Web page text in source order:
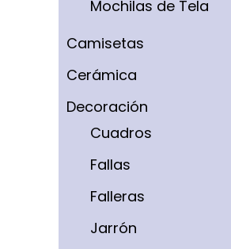
Mochilas de Tela
Camisetas
Cerámica
Decoración
Cuadros
Fallas
Falleras
Jarrón